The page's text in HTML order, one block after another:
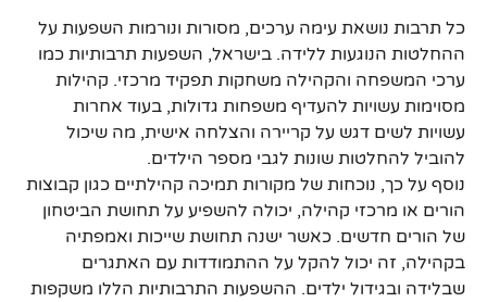
כל תרבות נושאת עימה ערכים, מסורות ונורמות השפעות על
ההחלטות הנוגעות ללידה. בישראל, השפעות תרבותיות כמו
ערכי המשפחה והקהילה משחקות תפקיד מרכזי. קהילות
מסוימות עשויות להעדיף משפחות גדולות, בעוד אחרות
עשויות לשים דגש על קריירה והצלחה אישית, מה שיכול
להוביל להחלטות שונות לגבי מספר הילדים.
נוסף על כך, נוכחות של מקורות תמיכה קהילתיים כגון קבוצות
הורים או מרכזי קהילה, יכולה להשפיע על תחושת הביטחון
של הורים חדשים. כאשר ישנה תחושת שייכות ואמפתיה
בקהילה, זה יכול להקל על ההתמודדות עם האתגרים
שבלידה ובגידול ילדים. ההשפעות התרבותיות הללו משקפות